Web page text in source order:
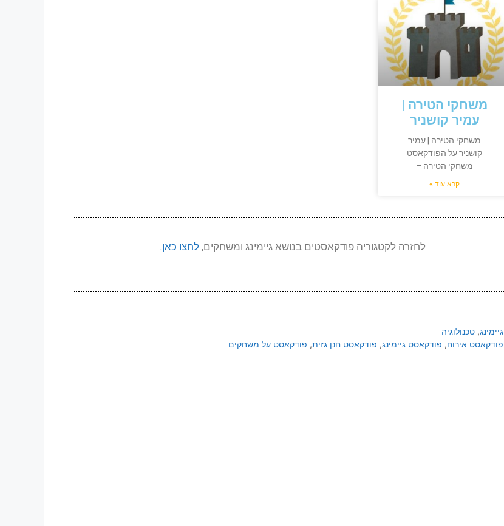
משחקי הטירה |
עמיר קושניר
משחקי הטירה | עמיר
קושניר על הפודקאסט
משחקי הטירה –
קרא עוד »
לחזרה לקטגוריה פודקאסטים בנושא גיימינג ומשחקים, לחצו כאן
גיימינג,טכנולוגיה
פודקאסט אירוח, פודקאסט גיימינג, פודקאסט חנן גזית, פודקאסט על משחקים